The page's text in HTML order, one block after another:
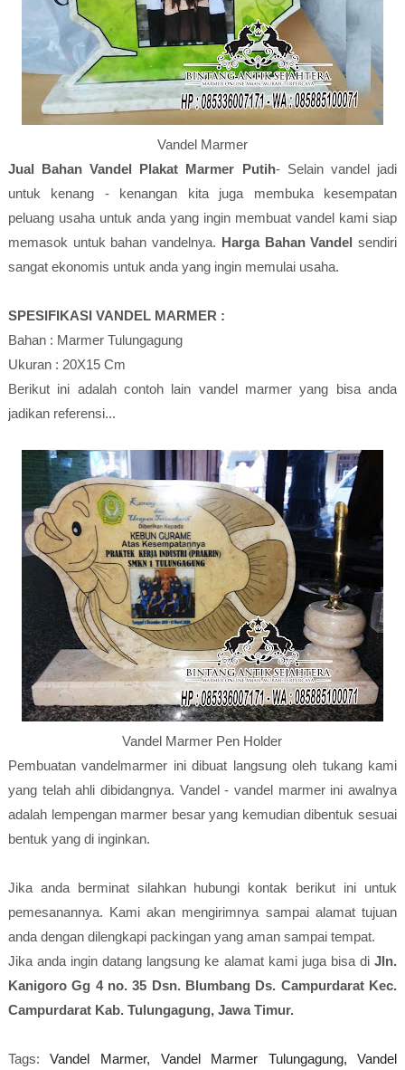
Vandel Marmer
Jual Bahan Vandel Plakat Marmer Putih- Selain vandel jadi
untuk kenang - kenangan kita juga membuka kesempatan
peluang usaha untuk anda yang ingin membuat vandel kami siap
memasok untuk bahan vandelnya. Harga Bahan Vandel sendiri
sangat ekonomis untuk anda yang ingin memulai usaha.
SPESIFIKASI VANDEL MARMER :
Bahan : Marmer Tulungagung
Ukuran : 20X15 Cm
Berikut ini adalah contoh lain vandel marmer yang bisa anda
jadikan referensi...
Vandel Marmer Pen Holder
Pembuatan vandelmarmer ini dibuat langsung oleh tukang kami
yang telah ahli dibidangnya. Vandel - vandel marmer ini awalnya
adalah lempengan marmer besar yang kemudian dibentuk sesuai
bentuk yang di inginkan.
Jika anda berminat silahkan hubungi kontak berikut ini untuk
pemesanannya. Kami akan mengirimnya sampai alamat tujuan
anda dengan dilengkapi packingan yang aman sampai tempat.
Jika anda ingin datang langsung ke alamat kami juga bisa diJln.
Kanigoro Gg 4 no. 35 Dsn. Blumbang Ds. Campurdarat Kec.
Campurdarat Kab. Tulungagung, Jawa Timur.
Tags:Vandel Marmer, Vandel Marmer Tulungagung,
Vandel